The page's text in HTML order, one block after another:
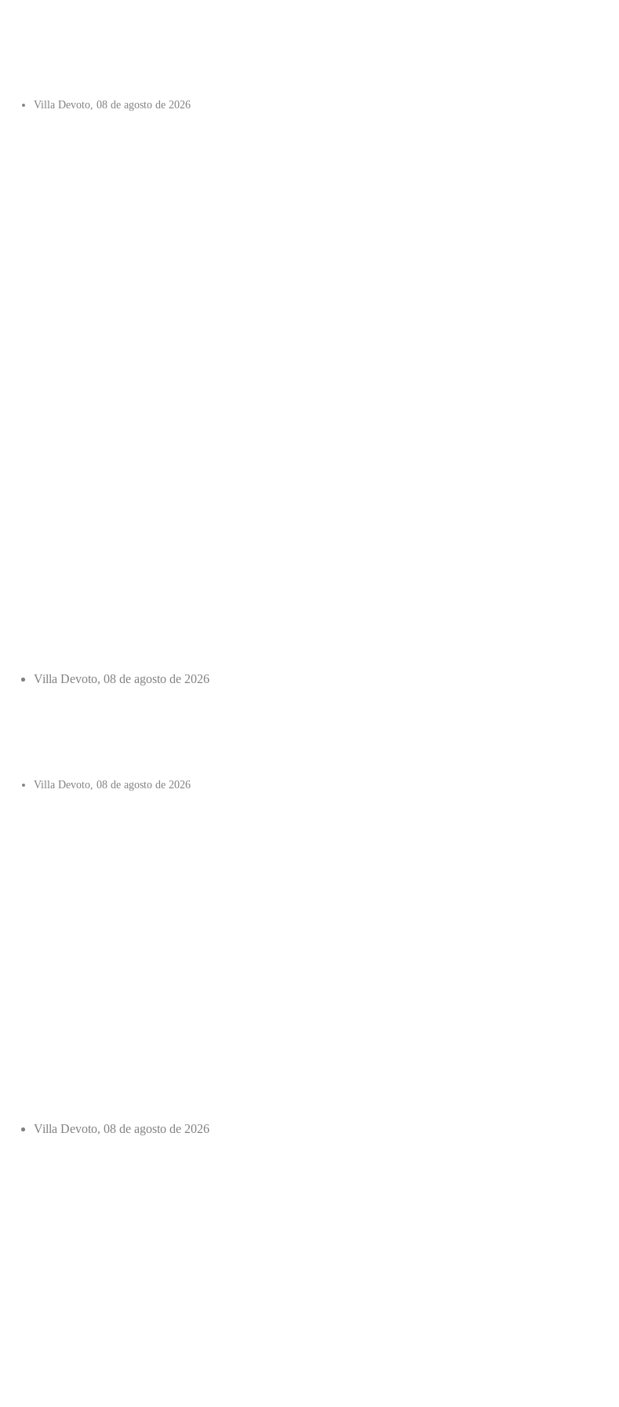
Villa Devoto, 08 de agosto de 2026
Villa Devoto, 08 de agosto de 2026
Villa Devoto, 08 de agosto de 2026
Villa Devoto, 08 de agosto de 2026